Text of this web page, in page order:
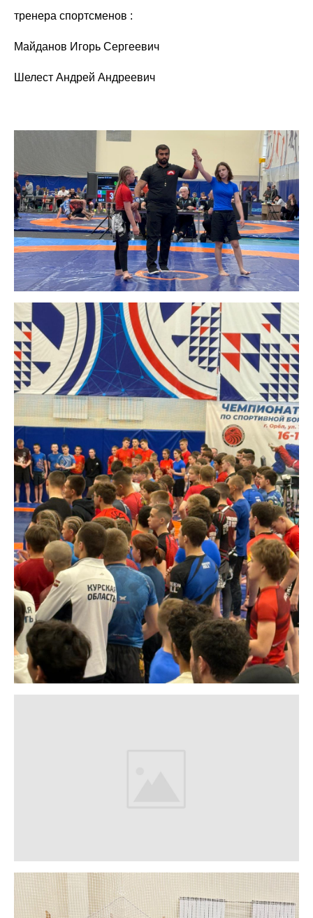
тренера спортсменов :
Майданов Игорь Сергеевич
Шелест Андрей Андреевич